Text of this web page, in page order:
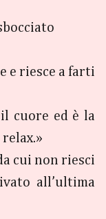
e riesce a farti
cuore ed è la
cui non riesci
all’ultima